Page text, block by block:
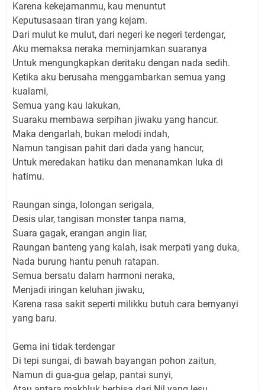
Karena kekejamanmu, kau menuntut
Keputusasaan tiran yang kejam.
Dari mulut ke mulut, dari negeri ke negeri terdengar,
Aku memaksa neraka meminjamkan suaranya
Untuk mengungkapkan deritaku dengan nada sedih.
Ketika aku berusaha menggambarkan semua yang
kualami,
Semua yang kau lakukan,
Suaraku membawa serpihan jiwaku yang hancur.
Maka dengarlah, bukan melodi indah,
Namun tangisan pahit dari dada yang hancur,
Untuk meredakan hatiku dan menanamkan luka di
hatimu.
Raungan singa, lolongan serigala,
Desis ular, tangisan monster tanpa nama,
Suara gagak, erangan angin liar,
Raungan banteng yang kalah, isak merpati yang duka,
Nada burung hantu penuh ratapan.
Semua bersatu dalam harmoni neraka,
Menjadi iringan keluhan jiwaku,
Karena rasa sakit seperti milikku butuh cara bernyanyi
yang baru.
Gema ini tidak terdengar
Di tepi sungai, di bawah bayangan pohon zaitun,
Namun di gua-gua gelap, pantai sunyi,